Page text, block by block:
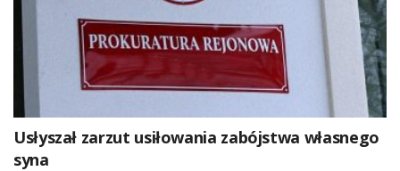
Usłyszał zarzut usiłowania zabójstwa własnego
syna